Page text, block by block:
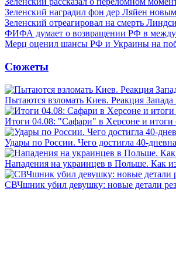
Зеленский наградил фон дер Ляйен
Зеленский отреагировал на смерть
ФИФА думает о возвращении РФ в
Мерц оценил шансы РФ и Украины на
Сюжеты
Пытаются взломать Киев. Реакция Запада
Итоги 04.08: "Сафари" в Херсоне и итоги
Удары по России. Чего достигла 40-
Нападения на украинцев в Польше. Как
СВЧшник убил девушку: новые детали